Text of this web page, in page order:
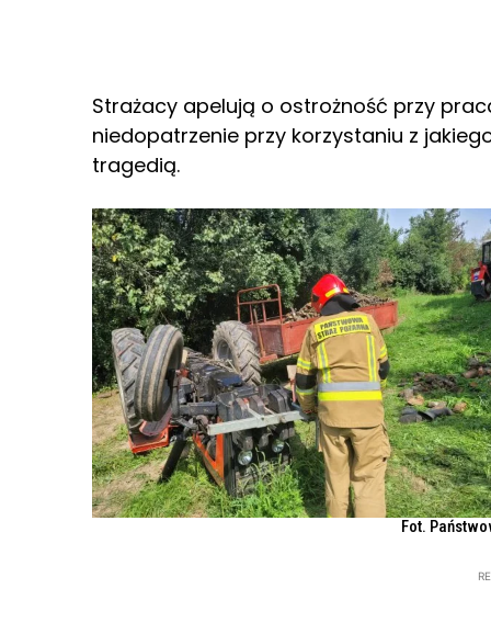
Strażacy apelują o ostrożność przy
niedopatrzenie przy korzystaniu z
tragedią.
Fot.